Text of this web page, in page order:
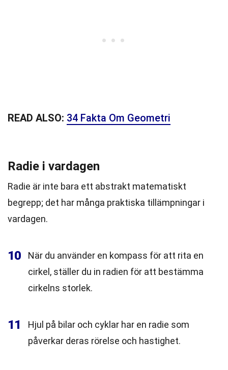
READ ALSO: 34 Fakta Om Geometri
Radie i vardagen
Radie är inte bara ett abstrakt matematiskt
begrepp; det har många praktiska tillämpningar i
vardagen.
10
När du använder en kompass för att rita en
cirkel, ställer du in radien för att bestämma
cirkelns storlek.
11
Hjul på bilar och cyklar har en radie som
påverkar deras rörelse och hastighet.